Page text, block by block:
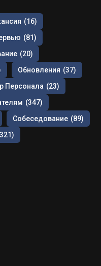
(16)
(81)
(20)
Обновления (37)
Персонала (23)
(347)
Собеседование (89)